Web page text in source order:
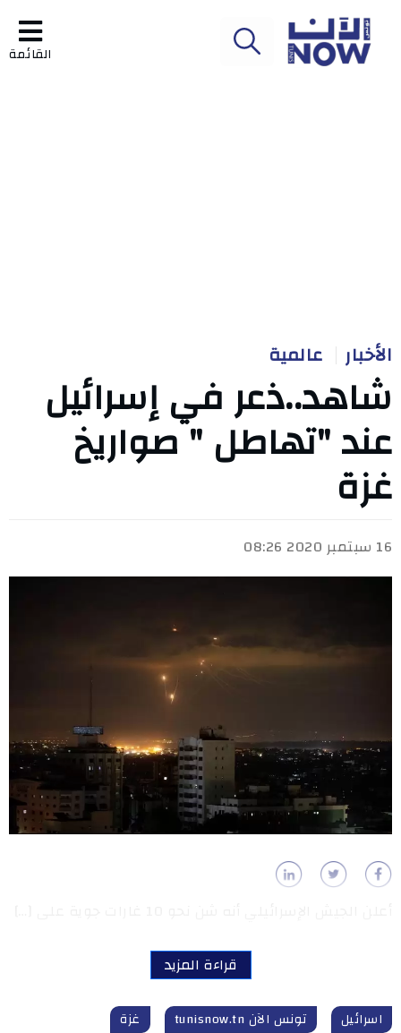
القائمة
الأخبار عالمية
شاهد..ذعر في إسرائيل
عند "تهاطل " صواريخ
غزة
16 سبتمبر 2020 08:26
قراءة المزيد
اسرائيل تونس الآن tunisnow.tn غزة